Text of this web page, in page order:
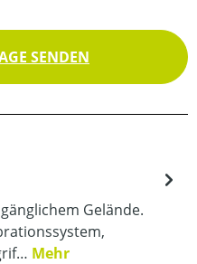
SENDEN
Gelände.
Mehr